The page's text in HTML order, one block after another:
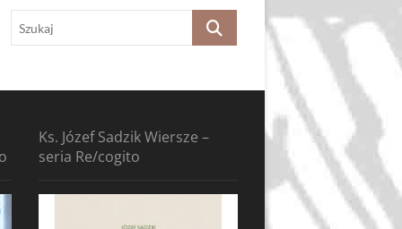
Szukaj
Ks. Józef Sadzik Wiersze –
seria Re/cogito